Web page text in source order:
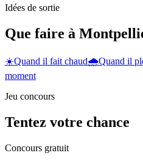
Idées de sortie
Que faire à
☀️Quand il fait chaud🌧️Quand il
moment
Jeu concours
Tentez votre chance
Concours gratuit